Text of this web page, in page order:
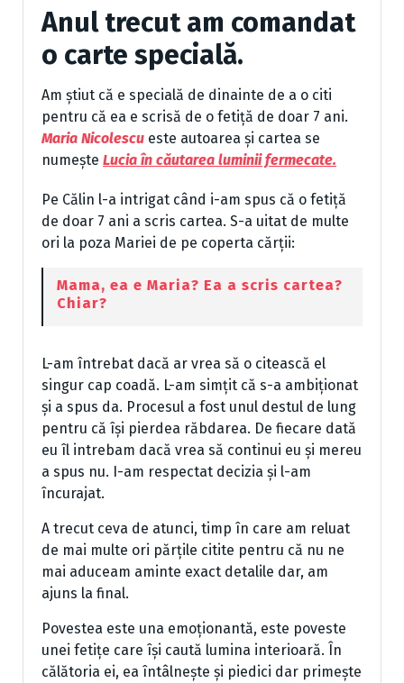
Anul trecut am comandat
o carte specială.
Am știut că e specială de dinainte de a o citi
pentru că ea e scrisă de o fetiță de doar 7 ani.
Maria Nicolescu este autoarea și cartea se
numește Lucia în căutarea luminii fermecate.
Pe Călin l-a intrigat când i-am spus că o fetiță
de doar 7 ani a scris cartea. S-a uitat de multe
ori la poza Mariei de pe coperta cărții:
Mama, ea e Maria? Ea a scris cartea?
Chiar?
L-am întrebat dacă ar vrea să o citească el
singur cap coadă. L-am simțit că s-a ambiționat
și a spus da. Procesul a fost unul destul de lung
pentru că își pierdea răbdarea. De fiecare dată
eu îl intrebam dacă vrea să continui eu și mereu
a spus nu. I-am respectat decizia și l-am
încurajat.
A trecut ceva de atunci, timp în care am reluat
de mai multe ori părțile citite pentru că nu ne
mai aduceam aminte exact detalile dar, am
ajuns la final.
Povestea este una emoționantă, este poveste
unei fetițe care își caută lumina interioară. În
călătoria ei, ea întâlnește și piedici dar primește